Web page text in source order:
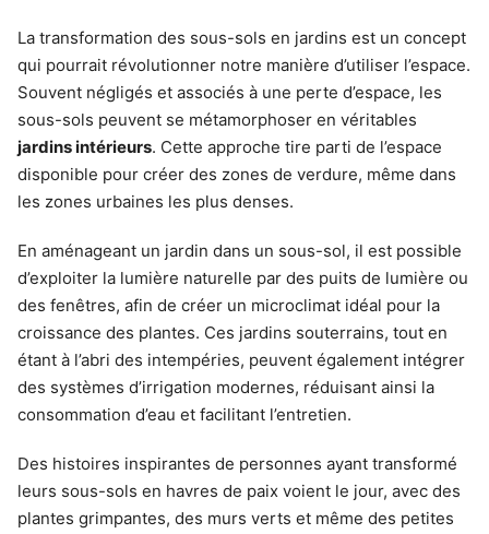
La transformation des sous-sols en jardins est un concept
qui pourrait révolutionner notre manière d’utiliser l’espace.
Souvent négligés et associés à une perte d’espace, les
sous-sols peuvent se métamorphoser en véritables
jardins intérieurs. Cette approche tire parti de l’espace
disponible pour créer des zones de verdure, même dans
les zones urbaines les plus denses.
En aménageant un jardin dans un sous-sol, il est possible
d’exploiter la lumière naturelle par des puits de lumière ou
des fenêtres, afin de créer un microclimat idéal pour la
croissance des plantes. Ces jardins souterrains, tout en
étant à l’abri des intempéries, peuvent également intégrer
des systèmes d’irrigation modernes, réduisant ainsi la
consommation d’eau et facilitant l’entretien.
Des histoires inspirantes de personnes ayant transformé
leurs sous-sols en havres de paix voient le jour, avec des
plantes grimpantes, des murs verts et même des petites